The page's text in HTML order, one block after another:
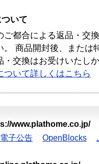
いて
ご都合による返品・交
。 商品開封後、または
・交換はお受けいたし
ついて詳しくはこちら
www.plathome.co.jp/
電子公告 OpenBlocks